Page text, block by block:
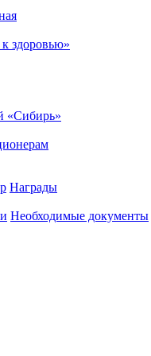
здоровью»
«Сибирь»
Награды
Необходимые документы